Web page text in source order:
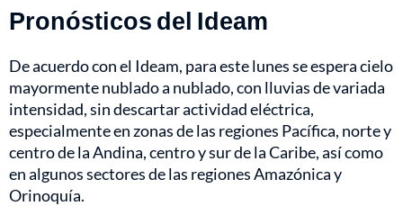
Pronósticos del Ideam
De acuerdo con el Ideam, para este lunes se espera cielo
mayormente nublado a nublado, con lluvias de variada
intensidad, sin descartar actividad eléctrica,
especialmente en zonas de las regiones Pacífica, norte y
centro de la Andina, centro y sur de la Caribe, así como
en algunos sectores de las regiones Amazónica y
Orinoquía.